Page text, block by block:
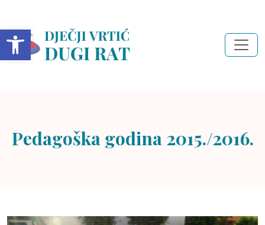
Open toolbar
Pedagoška godina 2015./2016.